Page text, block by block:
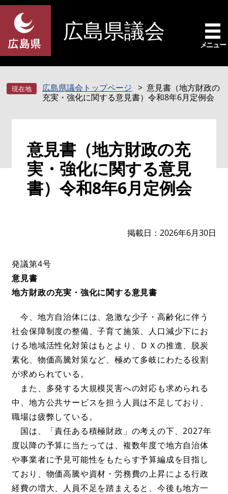
ペ
先
頭
す
メ
を
飛
し
広島県議会
メニュー
広島県議会トップページ
意見書（地方財政の
充実・強化に関する意見書）令和8年6月定例会
意見書（地方財政の充
実・強化に関する意見
書）令和8年6月定例会
掲載日 2026年6月30日
発議第4号
意見書
地方財政の充実・強化に関する意見書
今、地方自治体には、急激な少子・高齢化に伴う
社会保障制度の整備、子育て施策、人口減少下にお
ける地域活性化対策はもとより、ＤＸの推進、脱炭
素化、物価高騰対策など、極めて多岐にわたる役割
が求められている。
また、多発する大規模災害への対応も求められる
中、地方公共サービスを担う人員は不足しており、
職場は疲弊している。
国は、「責任ある積極財政」の考えの下、2027年
度以降の予算に当たっては、複数年度で地方自治体
や事業者に予見可能性をもたらす予算編成を目指し
ており、物価高騰や資材・労務費の上昇による行政
経費の増大、人員不足を踏まえると、今後も地方一